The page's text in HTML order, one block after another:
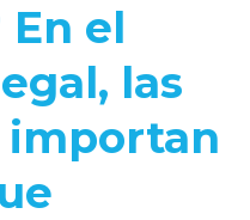
el
las
importan